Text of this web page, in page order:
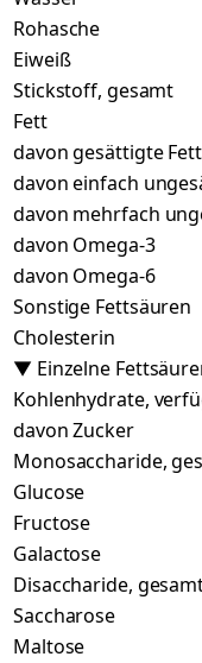
Rohasche
Eiweiß
Stickstoff, gesamt
Fett
davon gesättigte
davon einfach
davon mehrfach
davon Omega-3
davon Omega-6
Sonstige Fettsäuren
Cholesterin
▼ Einzelne
Kohlenhydrate,
davon Zucker
Monosaccharide,
Glucose
Fructose
Galactose
Disaccharide,
Saccharose
Maltose